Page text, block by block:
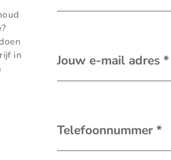
in
Jouw e-mail adres *
Telefoonnummer *